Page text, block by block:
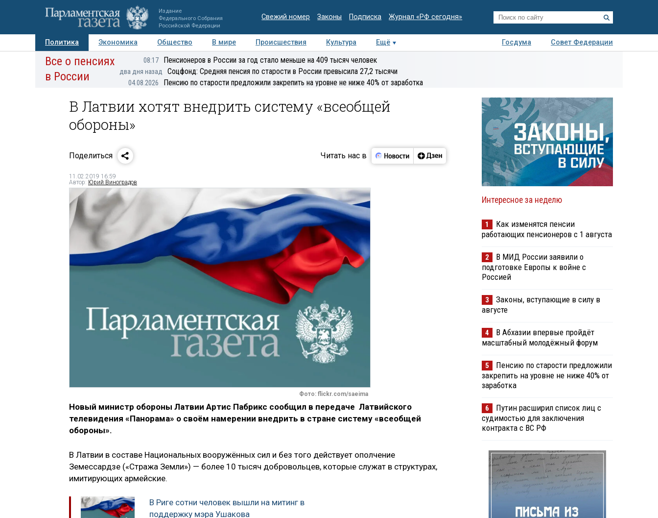
Издание
Федерального Собрания
Российской Федерации
Свежий номер Законы Подписка Журнал «РФ сегодня»
Политика Экономика Общество В мире Происшествия Культура Ещё Госдума
Совет Федерации
Авторы Персоны Мнения Регионы Медиацентр Интервью Колумнисты
Все о пенсиях
в России
08:17 Пенсионеров в России за год стало меньше на 409 тысяч человек
два дня назад Соцфонд: Средняя пенсия по старости в России превысила 27,2 тысячи
04.08.2026 Пенсию по старости предложили закрепить на уровне не ниже 40% от заработка
В Латвии хотят внедрить систему «всеобщей
обороны»
Поделиться Читать нас в
11.02.2019 16:59
Автор: Юрий Виноградов
Фото: flickr.com/saeima
Новый министр обороны Латвии Артис Пабрикс сообщил в передаче Латвийского
телевидения «Панорама» о своём намерении внедрить в стране систему «всеобщей
обороны».
В Латвии в составе Национальных вооружённых сил и без того действует ополчение
Земессардзе («Стража Земли») — более 10 тысяч добровольцев, которые служат в структурах,
имитирующих армейские.
В Риге сотни человек вышли на митинг в
поддержку мэра Ушакова
Интересное за неделю
1
Как изменятся пенсии
работающих пенсионеров с 1 августа
2
В МИД России заявили о
подготовке Европы к войне с
Россией
3
Законы, вступающие в силу в
августе
4
В Абхазии впервые пройдёт
масштабный молодёжный форум
5
Пенсию по старости предложили
закрепить на уровне не ниже 40% от
заработка
6
Путин расширил список лиц с
судимостью для заключения
контракта с ВС РФ